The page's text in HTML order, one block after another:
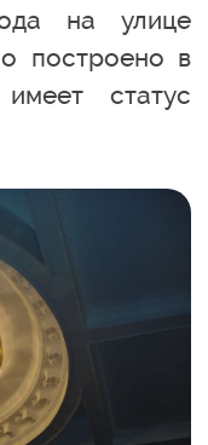
на улице
построено в
статус